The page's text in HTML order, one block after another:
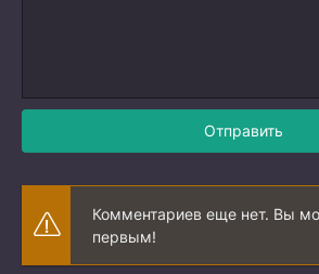
Отправить
Комментариев еще нет. Вы
первым!